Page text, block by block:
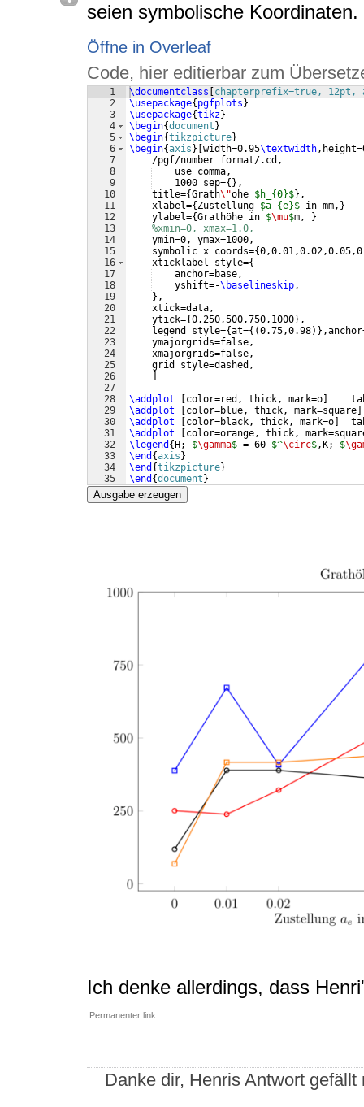
seien symbolische Koordinaten.
Öffne in Overleaf
Code, hier editierbar zum
1
2
3
4
5
6
7
8
9
10
11
12
13
14
15
16
17
18
19
20
21
22
23
24
25
26
27
28
29
30
31
32
33
34
35
\documentclass
chapterprefix=true, 12pt,
\usepackage{ pgfplots }
\usepackage{tikz}
\begin{document }
\begin{tikzpicture}
\begin{axis } width=0.95\textwidth
    /pgf/number format/.cd,
    use comma,
    1000 sep=
{ } ,
    title=
{Grath\"ohe $h_{0}$} ,
    xlabel=
{ Zustellung $a_{e}$ in mm, }
    ylabel=
{Grathöhe in $\mu$m,
}
%xmin=0, xmax=1.0,
    ymin=0, ymax=1000,
    symbolic x coords=
{
    xticklabel style=
{
    anchor=base,
    yshift=-
\baselineskip,
} ,
    xtick=data,
    ytick=
{0,250,500,750,1000} ,
    legend style=
{at={(0.75,0.98)}
    ymajorgrids=false,
    xmajorgrids=false,
    grid style=dashed,
\addplot
color=red, thick, mark=o
\addplot
color=blue, thick, mark=square
\addplot
color=black, thick, mark=o
\addplot
color=orange, thick,
\legend { H; $\gamma$ = 60 $^\circ$,K; $
\end {axis }
\end {tikzpicture}
\end {document }
Ausgabe erzeugen
Ich denke allerdings, dass
Permanenter link
Danke dir, Henris Antwort gefällt